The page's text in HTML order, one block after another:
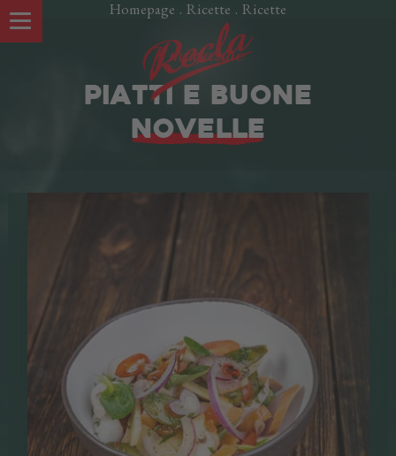
Homepage . Ricette . Ricette
Würstel
Crudi
Piatti pronti
Ricette
Produzione dello Speck
Il magazine
PIATTI E BUONE
NOVELLE